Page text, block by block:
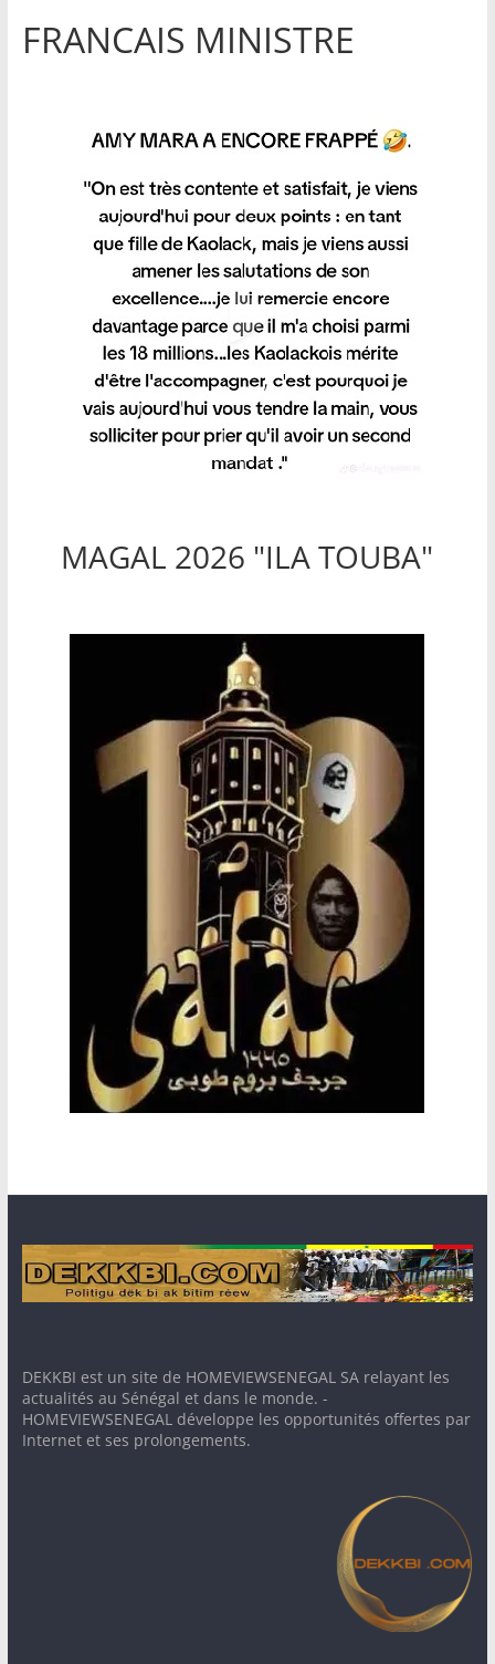
FRANCAIS MINISTRE
MAGAL 2026 "ILA TOUBA"
DEKKBI est un site de HOMEVIEWSENEGAL SA relayant les
actualités au Sénégal et dans le monde. -
HOMEVIEWSENEGAL développe les opportunités offertes par
Internet et ses prolongements.